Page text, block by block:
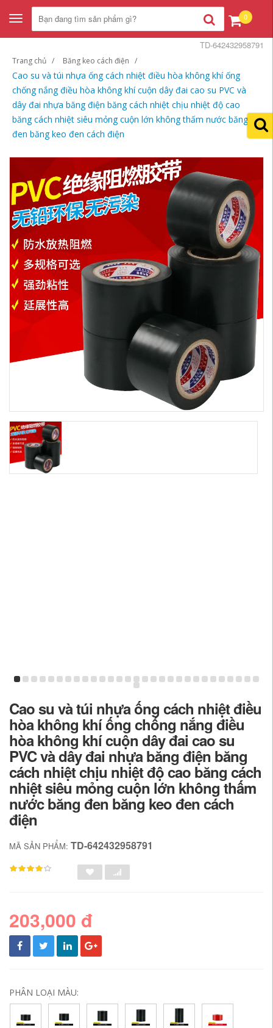
Toggle
navigation
0
Trang chủ Băng keo cách điện
Cao su và túi nhựa ống cách nhiệt điều hòa không khí ống
chống nắng điều hòa không khí cuộn dây đai cao su PVC và
dây đai nhựa băng điện băng cách nhiệt chịu nhiệt độ cao
băng cách nhiệt siêu mỏng cuộn lớn không thấm nước băng
đen băng keo đen cách điện
TD-642432958791
Cao su và túi nhựa ống cách nhiệt điều
hòa không khí ống chống nắng điều
hòa không khí cuộn dây đai cao su
PVC và dây đai nhựa băng điện băng
cách nhiệt chịu nhiệt độ cao băng cách
nhiệt siêu mỏng cuộn lớn không thấm
nước băng đen băng keo đen cách
điện
MÃ SẢN PHẨM: TD-642432958791
203,000 đ
PHÂN LOẠI MÀU: